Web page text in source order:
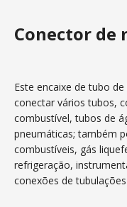
Conector de
Este encaixe de tubo
conectar vários tubos,
combustível, tubos de
pneumáticas; também
combustíveis, gás
refrigeração,
conexões de